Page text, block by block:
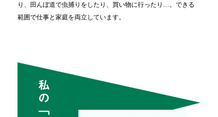
り、田んぼ道で虫捕りをしたり、買い物に行ったり…。できる
範囲で仕事と家庭を両立しています。